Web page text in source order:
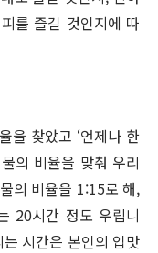
를 즐길 것인지에 따
을 찾았고 ‘언제나 한
의 비율을 맞춰 우리
의 비율을 1:15로 해,
20시간 정도 우립니
시간은 본인의 입맛